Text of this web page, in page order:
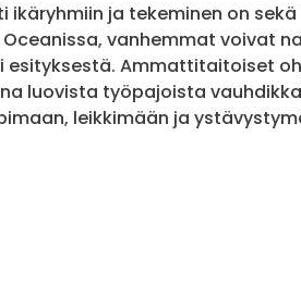
ja tekeminen on
vanhemmat voivat
Ammattitaitoiset
luovista työpajoista
leikkimään ja